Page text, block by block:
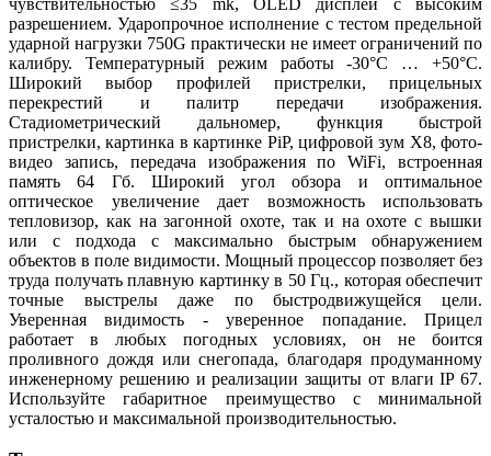
разрешением. Ударопрочное исполнение с тестом предельной
ударной нагрузки 750G практически не имеет ограничений по
калибру. Температурный режим работы -30°C … +50°C.
Широкий выбор профилей пристрелки, прицельных
перекрестий и палитр передачи изображения.
Стадиометрический дальномер, функция быстрой
пристрелки, картинка в картинке PiP, цифровой зум Х8, фото-
видео запись, передача изображения по WiFi, встроенная
память 64 Гб. Широкий угол обзора и оптимальное
оптическое увеличение дает возможность использовать
тепловизор, как на загонной охоте, так и на охоте с вышки
или с подхода с максимально быстрым обнаружением
объектов в поле видимости. Мощный процессор позволяет без
труда получать плавную картинку в 50 Гц., которая обеспечит
точные выстрелы даже по быстродвижущейся цели.
Уверенная видимость - уверенное попадание. Прицел
работает в любых погодных условиях, он не боится
проливного дождя или снегопада, благодаря продуманному
инженерному решению и реализации защиты от влаги IP 67.
Используйте габаритное преимущество с минимальной
усталостью и максимальной производительностью.